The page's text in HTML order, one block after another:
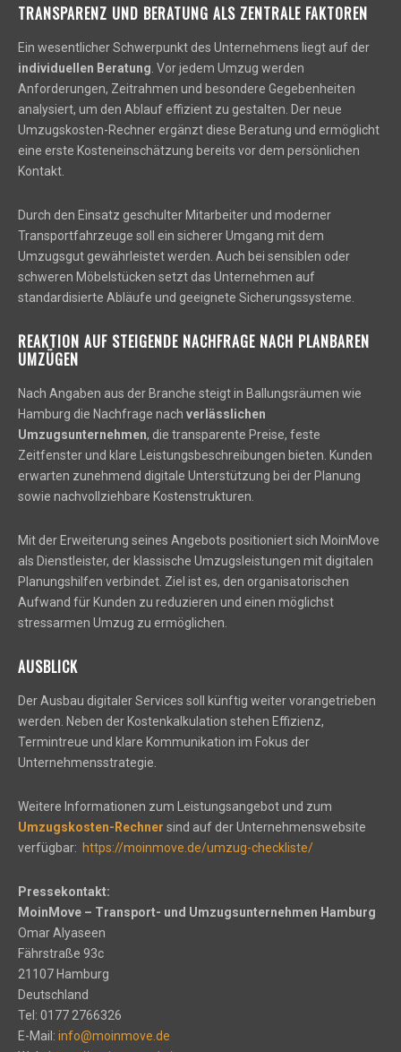
TRANSPARENZ UND BERATUNG ALS ZENTRALE FAKTOREN
Ein wesentlicher Schwerpunkt des Unternehmens liegt auf der
individuellen Beratung . Vor jedem Umzug werden
Anforderungen, Zeitrahmen und besondere Gegebenheiten
analysiert, um den Ablauf effizient zu gestalten. Der neue
Umzugskosten-Rechner ergänzt diese Beratung und ermöglicht
eine erste Kosteneinschätzung bereits vor dem persönlichen
Kontakt.
Durch den Einsatz geschulter Mitarbeiter und moderner
Transportfahrzeuge soll ein sicherer Umgang mit dem
Umzugsgut gewährleistet werden. Auch bei sensiblen oder
schweren Möbelstücken setzt das Unternehmen auf
standardisierte Abläufe und geeignete Sicherungssysteme.
REAKTION AUF STEIGENDE NACHFRAGE NACH PLANBAREN
UMZÜGEN
Nach Angaben aus der Branche steigt in Ballungsräumen wie
Hamburg die Nachfrage nach verlässlichen
Umzugsunternehmen, die transparente Preise, feste
Zeitfenster und klare Leistungsbeschreibungen bieten. Kunden
erwarten zunehmend digitale Unterstützung bei der Planung
sowie nachvollziehbare Kostenstrukturen.
Mit der Erweiterung seines Angebots positioniert sich MoinMove
als Dienstleister, der klassische Umzugsleistungen mit digitalen
Planungshilfen verbindet. Ziel ist es, den organisatorischen
Aufwand für Kunden zu reduzieren und einen möglichst
stressarmen Umzug zu ermöglichen.
AUSBLICK
Der Ausbau digitaler Services soll künftig weiter vorangetrieben
werden. Neben der Kostenkalkulation stehen Effizienz,
Termintreue und klare Kommunikation im Fokus der
Unternehmensstrategie.
Weitere Informationen zum Leistungsangebot und zum
Umzugskosten-Rechner sind auf der Unternehmenswebsite
verfügbar: https://moinmove.de/umzug-checkliste/
Pressekontakt:
MoinMove – Transport- und Umzugsunternehmen Hamburg
Omar Alyaseen
Fährstraße 93c
21107 Hamburg
Deutschland
Tel: 0177 2766326
E-Mail: info@moinmove.de